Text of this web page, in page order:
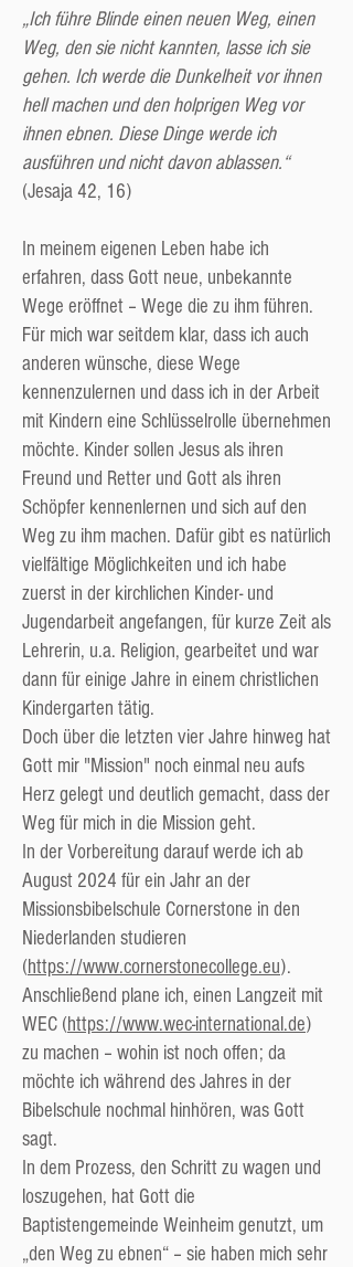
„Ich führe Blinde einen neuen Weg, einen
Weg, den sie nicht kannten, lasse ich sie
gehen. Ich werde die Dunkelheit vor ihnen
hell machen und den holprigen Weg vor
ihnen ebnen. Diese Dinge werde ich
ausführen und nicht davon ablassen.“
(Jesaja 42, 16)
In meinem eigenen Leben habe ich
erfahren, dass Gott neue, unbekannte
Wege eröffnet – Wege die zu ihm führen.
Für mich war seitdem klar, dass ich auch
anderen wünsche, diese Wege
kennenzulernen und dass ich in der Arbeit
mit Kindern eine Schlüsselrolle übernehmen
möchte. Kinder sollen Jesus als ihren
Freund und Retter und Gott als ihren
Schöpfer kennenlernen und sich auf den
Weg zu ihm machen. Dafür gibt es natürlich
vielfältige Möglichkeiten und ich habe
zuerst in der kirchlichen Kinder- und
Jugendarbeit angefangen, für kurze Zeit als
Lehrerin, u.a. Religion, gearbeitet und war
dann für einige Jahre in einem christlichen
Kindergarten tätig.
Doch über die letzten vier Jahre hinweg hat
Gott mir "Mission" noch einmal neu aufs
Herz gelegt und deutlich gemacht, dass der
Weg für mich in die Mission geht.
In der Vorbereitung darauf werde ich ab
August 2024 für ein Jahr an der
Missionsbibelschule Cornerstone in den
Niederlanden studieren
(https://www.cornerstonecollege.eu).
Anschließend plane ich, einen Langzeit mit
WEC (https://www.wec-international.de)
zu machen – wohin ist noch offen; da
möchte ich während des Jahres in der
Bibelschule nochmal hinhören, was Gott
sagt.
In dem Prozess, den Schritt zu wagen und
loszugehen, hat Gott die
Baptistengemeinde Weinheim genutzt, um
„den Weg zu ebnen“ – sie haben mich sehr